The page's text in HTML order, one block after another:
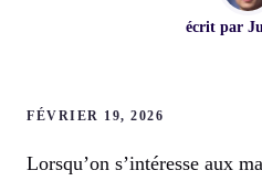
écrit par
FÉVRIER 19, 2026
Lorsqu’on s’intéresse aux